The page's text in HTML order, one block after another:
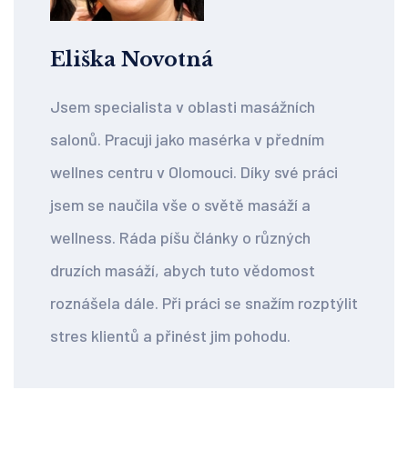
Eliška Novotná
Jsem specialista v oblasti masážních
salonů. Pracuji jako masérka v předním
wellnes centru v Olomouci. Díky své práci
jsem se naučila vše o světě masáží a
wellness. Ráda píšu články o různých
druzích masáží, abych tuto vědomost
roznášela dále. Při práci se snažím rozptýlit
stres klientů a přinést jim pohodu.